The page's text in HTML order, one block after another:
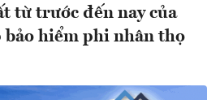
từ trước đến nay của
hiểm phi nhân thọ